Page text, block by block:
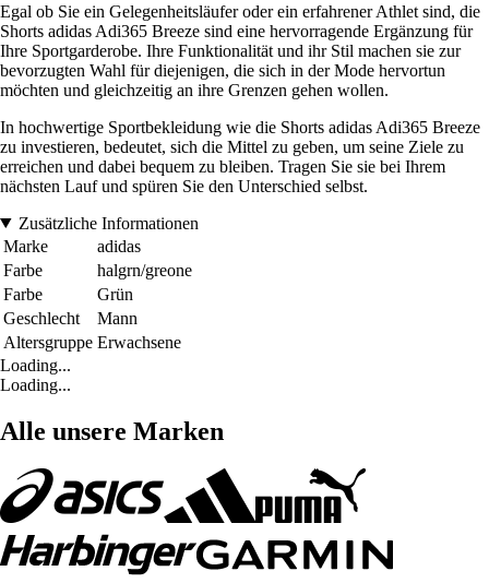
Egal ob Sie ein Gelegenheitsläufer oder ein erfahrener Athlet sind, die
Shorts adidas Adi365 Breeze sind eine hervorragende Ergänzung für
Ihre Sportgarderobe. Ihre Funktionalität und ihr Stil machen sie zur
bevorzugten Wahl für diejenigen, die sich in der Mode hervortun
möchten und gleichzeitig an ihre Grenzen gehen wollen.
In hochwertige Sportbekleidung wie die Shorts adidas Adi365 Breeze
zu investieren, bedeutet, sich die Mittel zu geben, um seine Ziele zu
erreichen und dabei bequem zu bleiben. Tragen Sie sie bei Ihrem
nächsten Lauf und spüren Sie den Unterschied selbst.
Zusätzliche Informationen
Marke
adidas
Farbe
halgrn/greone
Farbe
Grün
Geschlecht
Mann
Altersgruppe Erwachsene
Loading...
Loading...
Alle unsere Marken